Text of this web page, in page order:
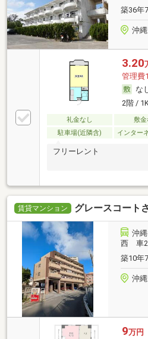
築36年
沖
3.20
管理費
な
2階 /
礼金なし 敷金
駐車場(近隣含)
インター
フリーレント
賃貸マンション グレースコート
沖
西 車
築10年
沖
9万円